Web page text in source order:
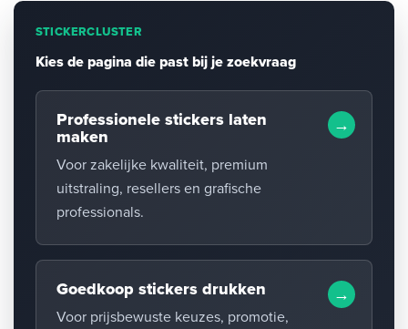
STICKERCLUSTER
Kies de pagina die past bij je zoekvraag
Professionele stickers laten
maken
Voor zakelijke kwaliteit, premium
uitstraling, resellers en grafische
professionals.
Goedkoop stickers drukken
Voor prijsbewuste keuzes, promotie,